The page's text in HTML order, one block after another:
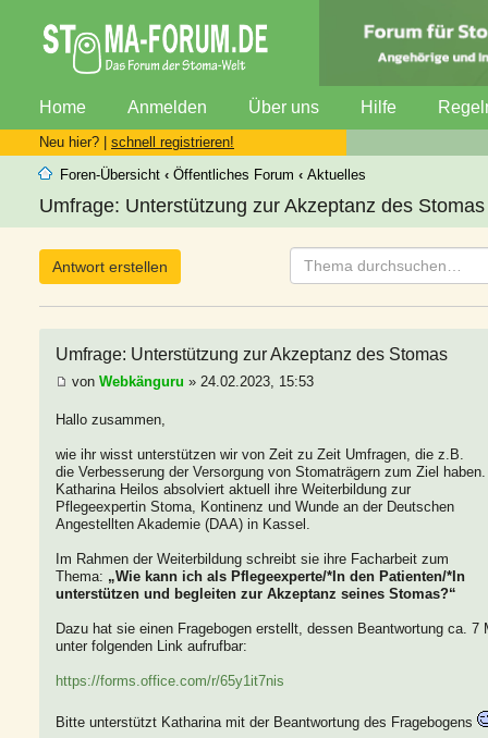
Home Anmelden Über uns Hilfe
Neu hier? | schnell registrieren!
Foren-Übersicht ‹ Öffentliches Forum ‹ Aktuelles
Umfrage: Unterstützung zur Akzeptanz des
Antwort erstellen
Umfrage: Unterstützung zur Akzeptanz des Stomas
von Webkänguru » 24.02.2023, 15:53
Hallo zusammen,
wie ihr wisst unterstützen wir von Zeit zu Zeit Umfragen, die z.B.
die Verbesserung der Versorgung von Stomaträgern zum Ziel haben.
Katharina Heilos absolviert aktuell ihre Weiterbildung zur
Pflegeexpertin Stoma, Kontinenz und Wunde an der Deutschen
Angestellten Akademie (DAA) in Kassel.
Im Rahmen der Weiterbildung schreibt sie ihre Facharbeit zum
Thema: „Wie kann ich als Pflegeexperte/*In den Patienten/*In
unterstützen und begleiten zur Akzeptanz seines Stomas?“
Dazu hat sie einen Fragebogen erstellt, dessen Beantwortung ca.
unter folgenden Link aufrufbar:
https://forms.office.com/r/65y1it7nis
Bitte unterstützt Katharina mit der Beantwortung des Fragebogens